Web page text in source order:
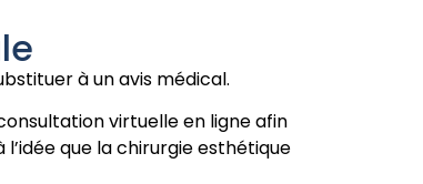
à un avis médical.
virtuelle en ligne afin
que la chirurgie esthétique